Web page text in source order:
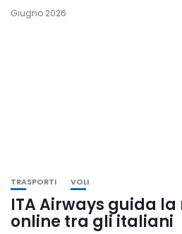
Giugno 2026
TRASPORTI VOLI
ITA Airways guida
online tra gli italiani